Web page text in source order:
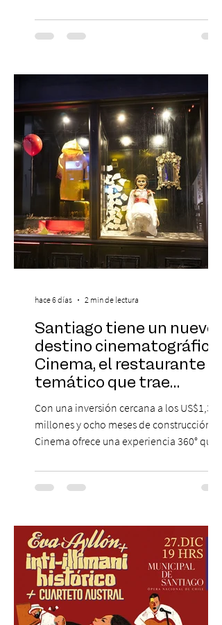
musical única e inolvidable con motivo del
Día del Niño. El espectáculo Hollywood
de todos los tiempos en un concierto en
sinfónica en pleno, coro y una
sorprendente puesta en escena pensada
especialmente pa
Santiago tiene un nuevo
destino cinematográfico:
Cinema, el restaurante
temático que trae
Hollywood a Chile
Con una inversión cercana a los US$1,3
millones y ocho meses de construcción,
Cinema ofrece una experiencia 360° que
cinematográfica y actores en vivo,
recreando algunos de los universos más
una nueva atracción a su oferta
gastronómica y turística con la apertura de
Cinema, un restaurante temático
inspirado en el concepto de un museo de
Hollywood, que promete transportar a sus
visitantes a distintos
hace 6 días 2 min de lectura